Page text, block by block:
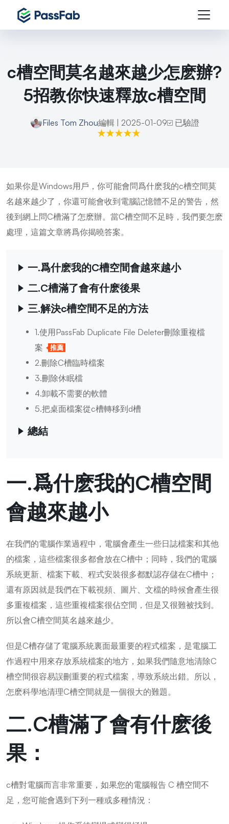
c槽空間莫名越來越少怎麽辦?
5招教你快速釋放c槽空間
Files Tom Zhou編輯 | 2025-01-09 已驗證
如果你是Windows用戶，你可能會問爲什麽我的c槽空間莫
名越來越少了，你還可能會收到電腦記憶體不足的警告，然
後到網上問C槽滿了怎麽辦。當C槽空間不足時，我們要怎麽
處理，這篇文章將爲你揭曉答案。
一.爲什麽我的C槽空間會越來越小
二.C槽滿了會有什麽後果
三.解決c槽空間不足的方法
1.使用PassFab Duplicate File Deleter刪除重複檔
案
推薦
2.刪除C槽臨時檔案
3.刪除休眠檔
4.卸載不需要的軟體
5.把桌面檔案從c槽轉移到d槽
總結
一.爲什麽我的C槽空間
會越來越小
在我們的電腦作業過程中，電腦會產生一些日誌檔案和其他
的檔案，這些檔案很多都會放在C槽中；同時，我們的電腦
系統更新、檔案下載、程式安裝很多都默認存儲在C槽中；
還有原因就是我們在下載視頻、圖片、文檔的時候會產生很
多重複檔案，這些重複檔案很佔空間，但是又很難被找到。
所以會C槽空間莫名越來越少。
但是C槽存儲了電腦系統裏面最重要的程式檔案，是電腦工
作過程中用來存放系統檔案的地方，如果我們隨意地清除C
槽空間很容易誤刪重要的程式檔案，導致系統出錯。所以，
怎麽科學地清理C槽空間就是一個很大的難題。
二.C槽滿了會有什麽後
果：
c槽對電腦而言非常重要，如果您的電腦報告 C 槽空間不
足，您可能會遇到下列一種或多種情況：